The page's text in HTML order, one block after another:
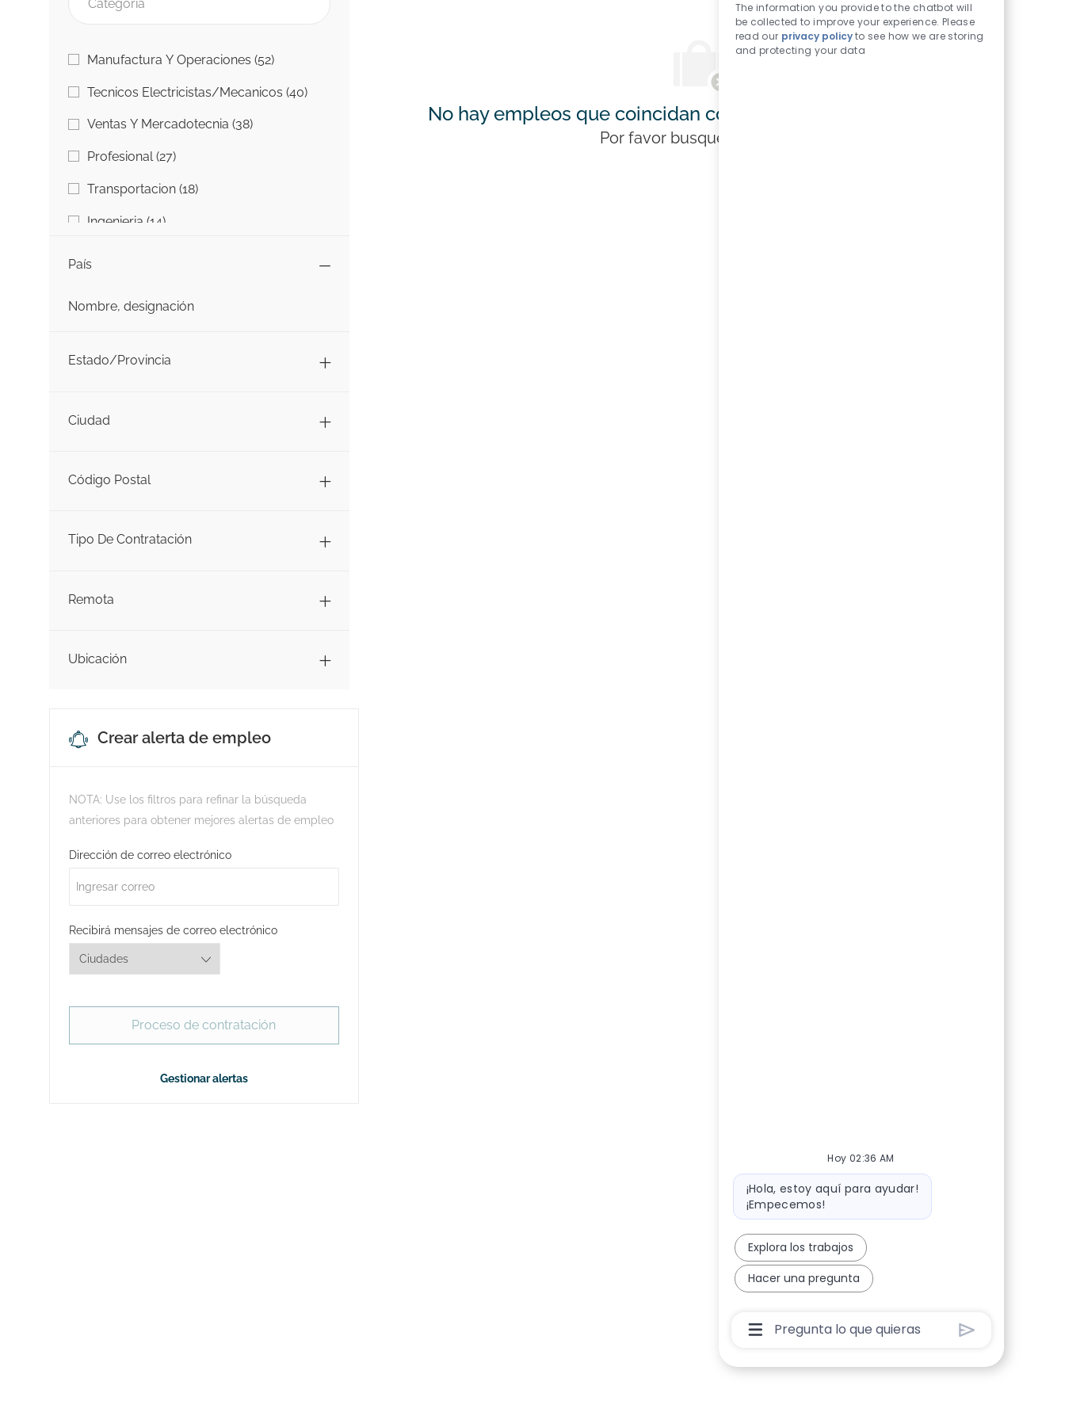
Categoría
Manufactura Y Operaciones (52)Trabajos
Tecnicos Electricistas/Mecanicos (40)Trabajos
Ventas Y Mercadotecnia (38)Trabajos
Profesional (27)Trabajos
Transportacion (18)Trabajos
Ingenieria (14)Trabajos
Trabajo
Tecnologias De Informacion
País
Nombre, designación
Estado/Provincia
Ciudad
Código Postal
Tipo De Contratación
Remota
Ubicación
Crear alerta de empleo
NOTA: Use los filtros para refinar la búsqueda
anteriores para obtener mejores alertas de empleo
Dirección de correo electrónicoRequired
Recibirá mensajes de correo electrónicoRequired
Proceso de contratación
Gestionar alertas
No hay empleos que coincidan con sus criterios de búsqueda.
Por favor busque de nuevo.
The information you provide to the chatbot will
be collected to improve your experience. Please
read our privacy policyto see how we are storing
and protecting your data
Hoy 02:36 AM
Mensaje de bot
¡Hola, estoy aquí para ayudar!
¡Empecemos!
Explora los trabajos
Hacer una pregunta
Cuadro De Entrada De Usuario De Chatbot